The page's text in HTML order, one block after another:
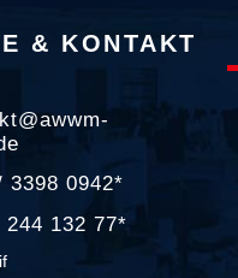
& KONTAKT
3398 0942*
244 132 77*